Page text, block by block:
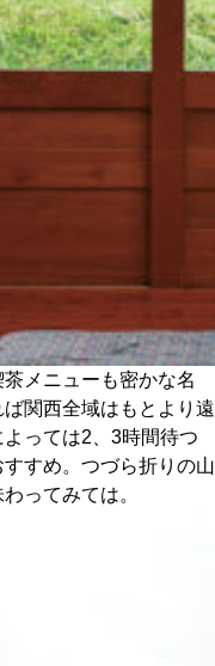
メニューも密かな名
関西全域はもとより遠
っては2、3時間待つ
すめ。つづら折りの山
ってみては。